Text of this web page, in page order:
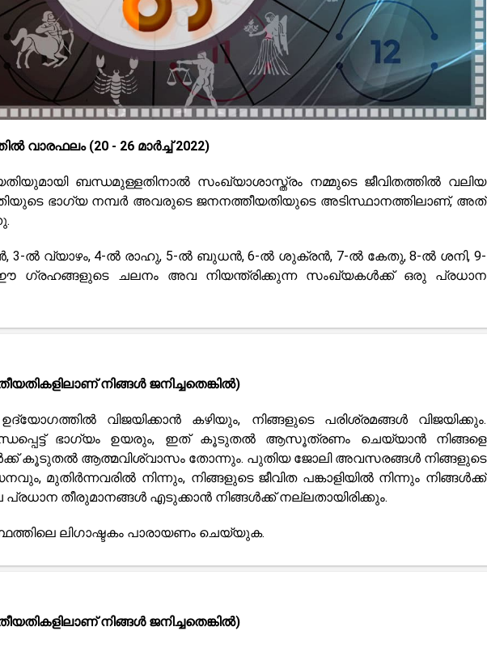
(20 - 26 മാർച്ച് 2022)
ബന്ധമുള്ളതിനാൽ സംഖ്യാശാസ്ത്രം നമ്മുടെ ജീവിതത്തിൽ വലിയ
ഭാഗ്യ നമ്പർ അവരുടെ ജനനത്തീയതിയുടെ അടിസ്ഥാനത്തിലാണ്, അത്
ൽ വ്യാഴം, 4-ൽ രാഹു, 5-ൽ ബുധൻ, 6-ൽ ശുക്രൻ, 7-ൽ കേതു, 8-ൽ ശനി, 9-
ഗ്രഹങ്ങളുടെ ചലനം അവ നിയന്ത്രിക്കുന്ന സംഖ്യകൾക്ക് ഒരു പ്രധാന
നിങ്ങൾ ജനിച്ചതെങ്കിൽ)
വിജയിക്കാൻ കഴിയും, നിങ്ങളുടെ പരിശ്രമങ്ങൾ വിജയിക്കും.
ഭാഗ്യം ഉയരും, ഇത് കൂടുതൽ ആസൂത്രണം ചെയ്യാൻ നിങ്ങളെ
കൂടുതൽ ആത്മവിശ്വാസം തോന്നും. പുതിയ ജോലി അവസരങ്ങൾ നിങ്ങളുടെ
മുതിർന്നവരിൽ നിന്നും, നിങ്ങളുടെ ജീവിത പങ്കാളിയിൽ നിന്നും നിങ്ങൾക്ക്
തീരുമാനങ്ങൾ എടുക്കാൻ നിങ്ങൾക്ക് നല്ലതായിരിക്കും.
ലിഗാഷ്ടകം പാരായണം ചെയ്യുക.
നിങ്ങൾ ജനിച്ചതെങ്കിൽ)